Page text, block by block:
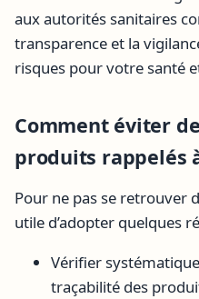
aux autorités sanitaires
transparence et la
risques pour votre santé
Comment éviter
produits rappelés
Pour ne pas se retrouver
utile d’adopter quelques
Vérifier
traçabilité des